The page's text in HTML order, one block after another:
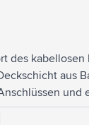
des
aus
und
2,1A.